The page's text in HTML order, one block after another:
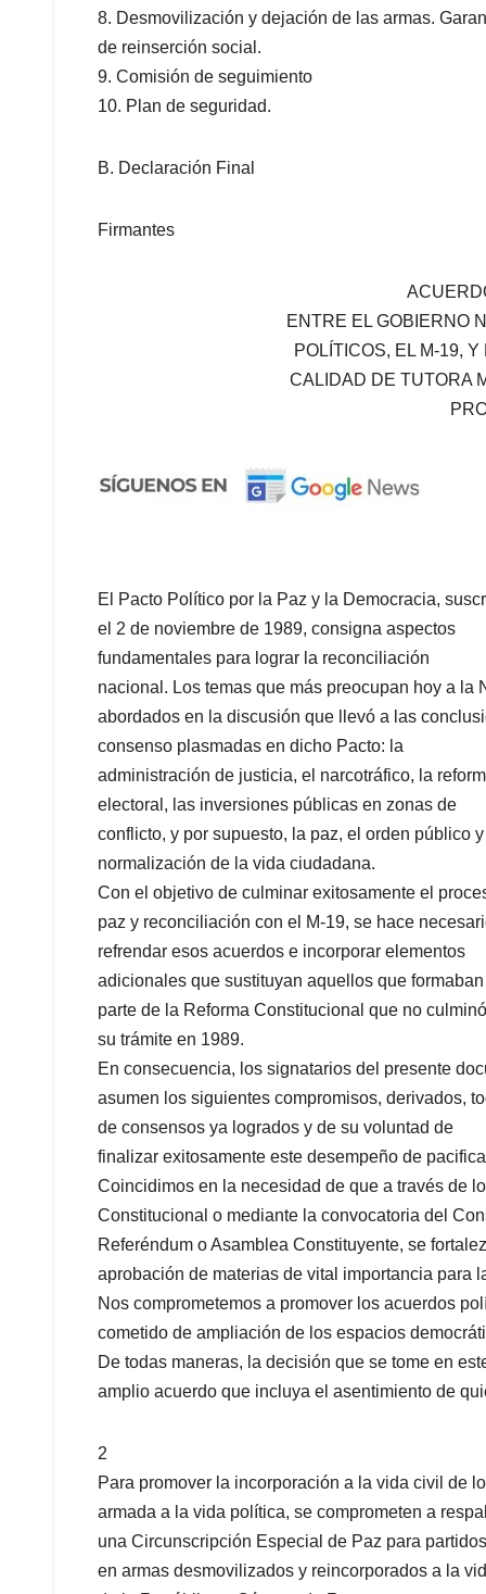
8. Desmovilización y dejación de las armas.
de reinserción social.
9. Comisión de seguimiento
10. Plan de seguridad.
B. Declaración Final
Firmantes
ENTRE EL GOBIERNO
POLÍTICOS, EL M-19,
CALIDAD DE TUTORA
El Pacto Político por la Paz y la Democracia,
el 2 de noviembre de 1989, consigna aspectos
fundamentales para lograr la reconciliación
nacional. Los temas que más preocupan hoy a la
abordados en la discusión que llevó a las
consenso plasmadas en dicho Pacto: la
administración de justicia, el narcotráfico, la
electoral, las inversiones públicas en zonas de
conflicto, y por supuesto, la paz, el orden público
normalización de la vida ciudadana.
Con el objetivo de culminar exitosamente el
paz y reconciliación con el M-19, se hace
refrendar esos acuerdos e incorporar elementos
adicionales que sustituyan aquellos que formaban
parte de la Reforma Constitucional que no culminó
su trámite en 1989.
En consecuencia, los signatarios del presente
asumen los siguientes compromisos, derivados,
de consensos ya logrados y de su voluntad de
finalizar exitosamente este desempeño de
Coincidimos en la necesidad de que a través de
Constitucional o mediante la convocatoria del
Referéndum o Asamblea Constituyente, se
aprobación de materias de vital importancia para
Nos comprometemos a promover los acuerdos
cometido de ampliación de los espacios
De todas maneras, la decisión que se tome en
amplio acuerdo que incluya el asentimiento de
2
Para promover la incorporación a la vida civil de
armada a la vida política, se comprometen a
una Circunscripción Especial de Paz para
en armas desmovilizados y reincorporados a la